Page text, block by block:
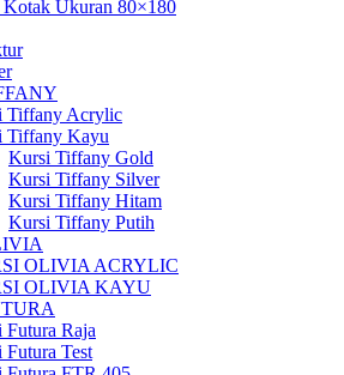
Kotak Ukuran 80×180
Tiffany Acrylic
Tiffany Kayu
Kursi Tiffany Gold
Kursi Tiffany Silver
Kursi Tiffany Hitam
Kursi Tiffany Putih
OLIVIA ACRYLIC
OLIVIA KAYU
Futura Raja
Futura Test